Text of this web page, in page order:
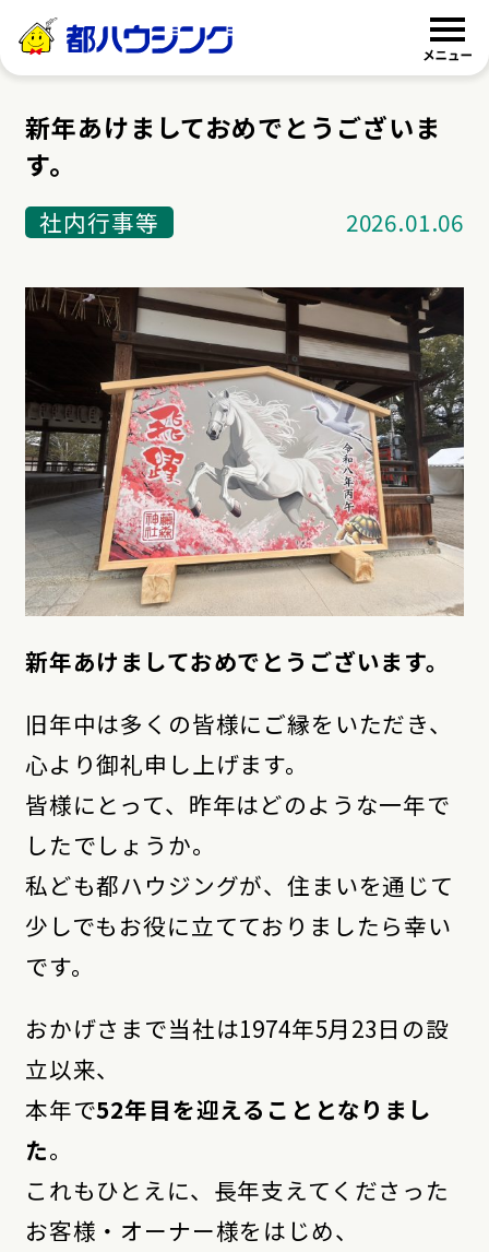
都ハウジング
新年あけましておめでとうございま
す。
社内行事等 2026.01.06
新年あけましておめでとうございます。
旧年中は多くの皆様にご縁をいただき、
心より御礼申し上げます。
皆様にとって、昨年はどのような一年で
したでしょうか。
私ども都ハウジングが、住まいを通じて
少しでもお役に立てておりましたら幸い
です。
おかげさまで当社は1974年5月23日の設
立以来、
本年で52年目を迎えることとなりまし
た。
これもひとえに、長年支えてくださった
お客様・オーナー様をはじめ、